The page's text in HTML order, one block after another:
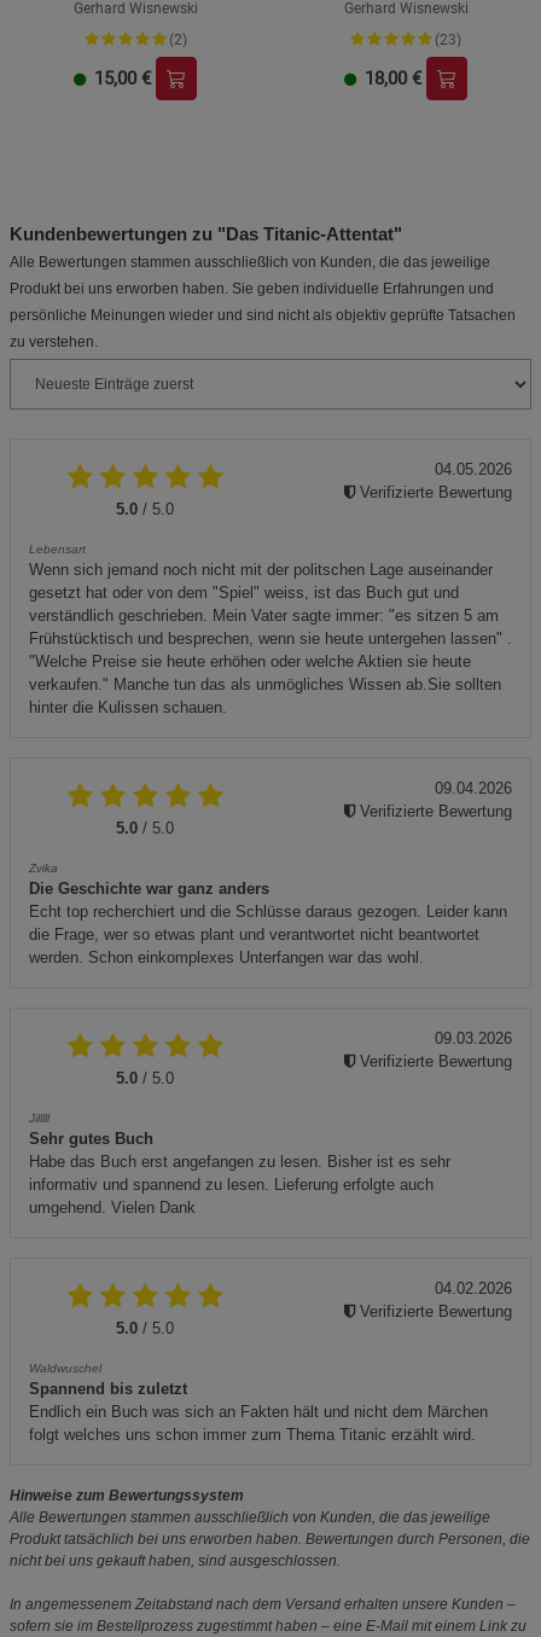
Gerhard Wisnewski
(2)
15,00 €
Gerhard Wisnewski
(23)
18,00 €
Kundenbewertungen zu "Das Titanic-Attentat"
Alle Bewertungen stammen ausschließlich von Kunden, die das jeweilige
Produkt bei uns erworben haben. Sie geben individuelle Erfahrungen und
persönliche Meinungen wieder und sind nicht als objektiv geprüfte Tatsachen
zu verstehen.
5.0 / 5.0
Lebensart
Wenn sich jemand noch nicht mit der politschen Lage auseinander
gesetzt hat oder von dem "Spiel" weiss, ist das Buch gut und
verständlich geschrieben. Mein Vater sagte immer: "es sitzen 5 am
Frühstücktisch und besprechen, wenn sie heute untergehen lassen" .
"Welche Preise sie heute erhöhen oder welche Aktien sie heute
verkaufen." Manche tun das als unmögliches Wissen ab.Sie sollten
hinter die Kulissen schauen.
04.05.2026
Verifizierte Bewertung
5.0 / 5.0
Zvika
Die Geschichte war ganz anders
Echt top recherchiert und die Schlüsse daraus gezogen. Leider kann
die Frage, wer so etwas plant und verantwortet nicht beantwortet
werden. Schon einkomplexes Unterfangen war das wohl.
09.04.2026
Verifizierte Bewertung
5.0 / 5.0
Jilllll
Sehr gutes Buch
Habe das Buch erst angefangen zu lesen. Bisher ist es sehr
informativ und spannend zu lesen. Lieferung erfolgte auch
umgehend. Vielen Dank
09.03.2026
Verifizierte Bewertung
5.0 / 5.0
Waldwuschel
Spannend bis zuletzt
Endlich ein Buch was sich an Fakten hält und nicht dem Märchen
folgt welches uns schon immer zum Thema Titanic erzählt wird.
04.02.2026
Verifizierte Bewertung
Hinweise zum Bewertungssystem
Alle Bewertungen stammen ausschließlich von Kunden, die das jeweilige
Produkt tatsächlich bei uns erworben haben. Bewertungen durch Personen, die
nicht bei uns gekauft haben, sind ausgeschlossen.
In angemessenem Zeitabstand nach dem Versand erhalten unsere Kunden –
sofern sie im Bestellprozess zugestimmt haben – eine E-Mail mit einem Link zu